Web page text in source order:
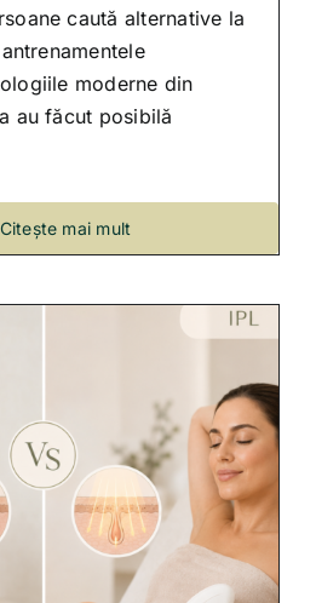
caută alternative la
moderne din
au făcut posibilă
Citește mai mult